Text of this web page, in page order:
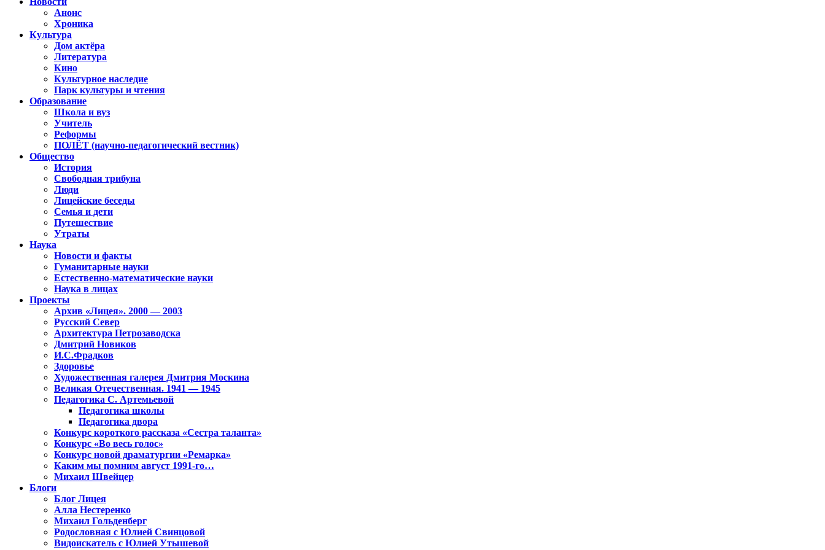
Анонс
Хроника
Культура
Дом актёра
Литература
Кино
Культурное наследие
Парк культуры и чтения
Образование
Школа и вуз
Учитель
Реформы
ПОЛЁТ (научно-педагогический вестник)
Общество
История
Свободная трибуна
Люди
Лицейские беседы
Семья и дети
Путешествие
Утраты
Наука
Новости и факты
Гуманитарные науки
Естественно-математические науки
Наука в лицах
Проекты
Архив «Лицея». 2000 — 2003
Русский Север
Архитектура Петрозаводска
Дмитрий Новиков
И.С.Фрадков
Здоровье
Художественная галерея Дмитрия Москина
Великая Отечественная. 1941 — 1945
Педагогика С. Артемьевой
Педагогика школы
Педагогика двора
Конкурс короткого рассказа «Сестра таланта»
Конкурс «Во весь голос»
Конкурс новой драматургии «Ремарка»
Каким мы помним август 1991-го…
Михаил Швейцер
Блоги
Блог Лицея
Алла Нестеренко
Михаил Гольденберг
Родословная с Юлией Свинцовой
Видоискатель с Юлией Утышевой